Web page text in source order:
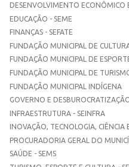
DESENVOLVIMENTO ECONÔMICO
EDUCAÇÃO - SEME
FINANÇAS - SEFATE
FUNDAÇÃO MUNICIPAL DE
FUNDAÇÃO MUNICIPAL DE
FUNDAÇÃO MUNICIPAL DE
FUNDAÇÃO MUNICIPAL INDÍGENA
GOVERNO E
INFRAESTRUTURA - SEINFRA
INOVAÇÃO, TECNOLOGIA, CIÊNCIA
PROCURADORIA GERAL DO
SAÚDE - SEMS